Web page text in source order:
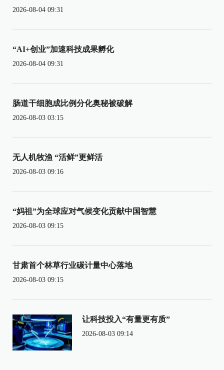
2026-08-04 09:31
“AI+创业”加速科技成果孵化
2026-08-04 09:31
肠道干细胞成比例分化奥秘被破解
2026-08-03 03:15
无人机牧渔 “活鲜”更鲜活
2026-08-03 09:16
“妈祖”为全球应对气候变化贡献中国智慧
2026-08-03 09:15
甘肃首个林草行业碳计量中心落地
2026-08-03 09:15
让科技投入“有量更有质”
2026-08-03 09:14